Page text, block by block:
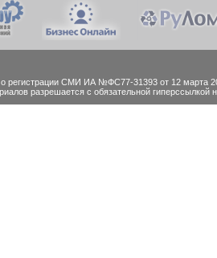
регистрации СМИ ИА №ФС77-31393 от 12 марта
разрешается с обязательной гиперссылкой